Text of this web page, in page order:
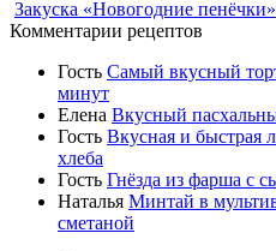
Закуска «Новогодние пенёчки»
Комментарии рецептов
Гость Самый вкусный
минут
Елена Вкусный
Гость Вкусная и быстрая
хлеба
Гость Гнёзда из фарша с
Наталья Минтай в
сметаной